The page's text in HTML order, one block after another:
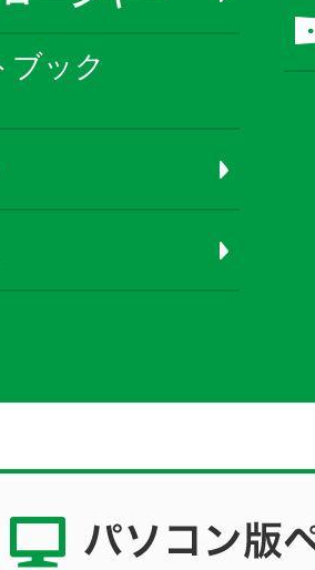
ブック